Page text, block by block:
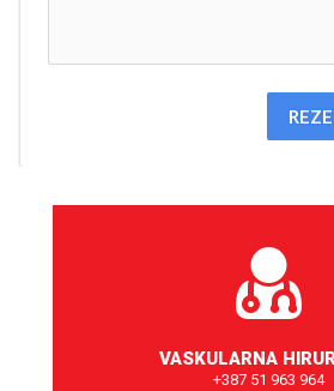
VASKULARNA
+387 51 963 964